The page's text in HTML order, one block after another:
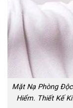
Mặt Nạ Phòng
Hiểm. Thiết Kế